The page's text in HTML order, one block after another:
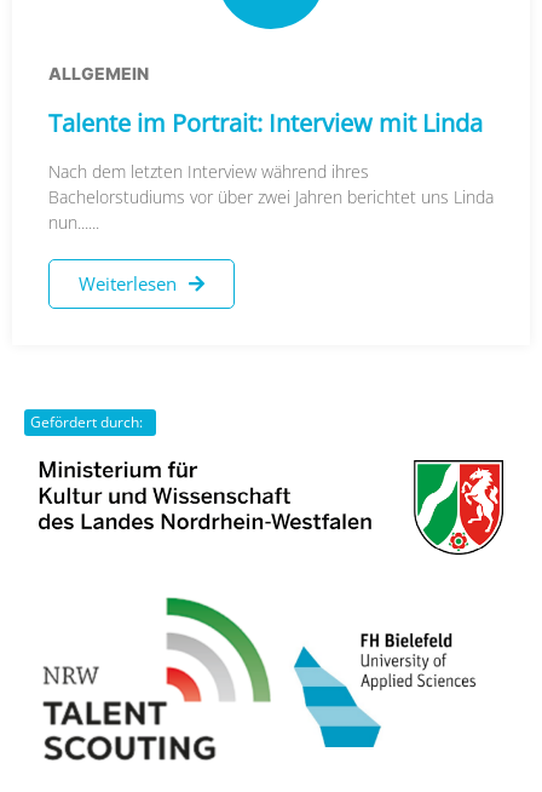
ALLGEMEIN
Talente im Portrait: Interview mit Linda
Nach dem letzten Interview während ihres
Bachelorstudiums vor über zwei Jahren berichtet uns Linda
nun......
Weiterlesen
Gefördert durch: